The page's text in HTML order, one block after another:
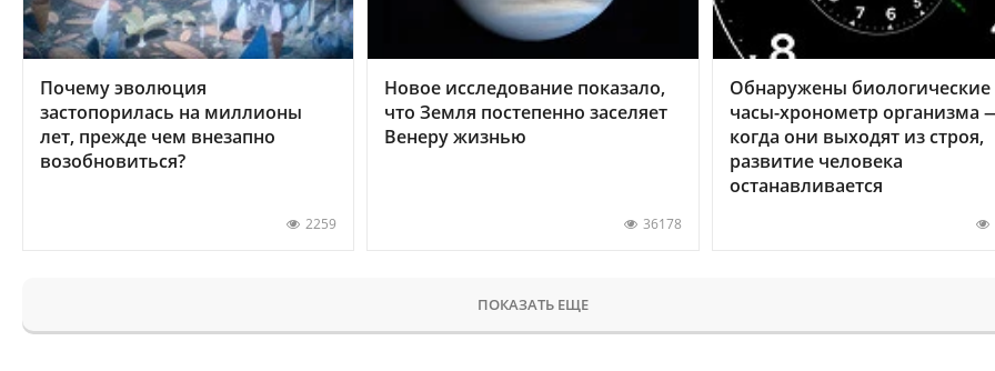
Почему эволюция
застопорилась на миллионы
лет, прежде чем внезапно
возобновиться?
2259
Новое исследование показало,
что Земля постепенно заселяет
Венеру жизнью
36178
Обнаружены биологические
часы-хронометр организма
когда они выходят из строя,
развитие человека
останавливается
ПОКАЗАТЬ ЕЩЕ